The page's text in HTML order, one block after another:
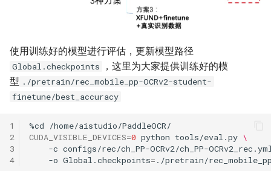
使用训练好的模型进行评估，更新模型路径
Global.checkpoints
，这里为大家提供训练好的模
型 ./pretrain/rec_mobile_pp-OCRv2-student-
finetune/best_accuracy
1
2
3
4
%cd
CUDA_VISIBLE_DEVICES=0 python tools/eval.py \
-c configs/rec/ch_PP-OCRv2/ch_PP-
-o Global.checkpoints=